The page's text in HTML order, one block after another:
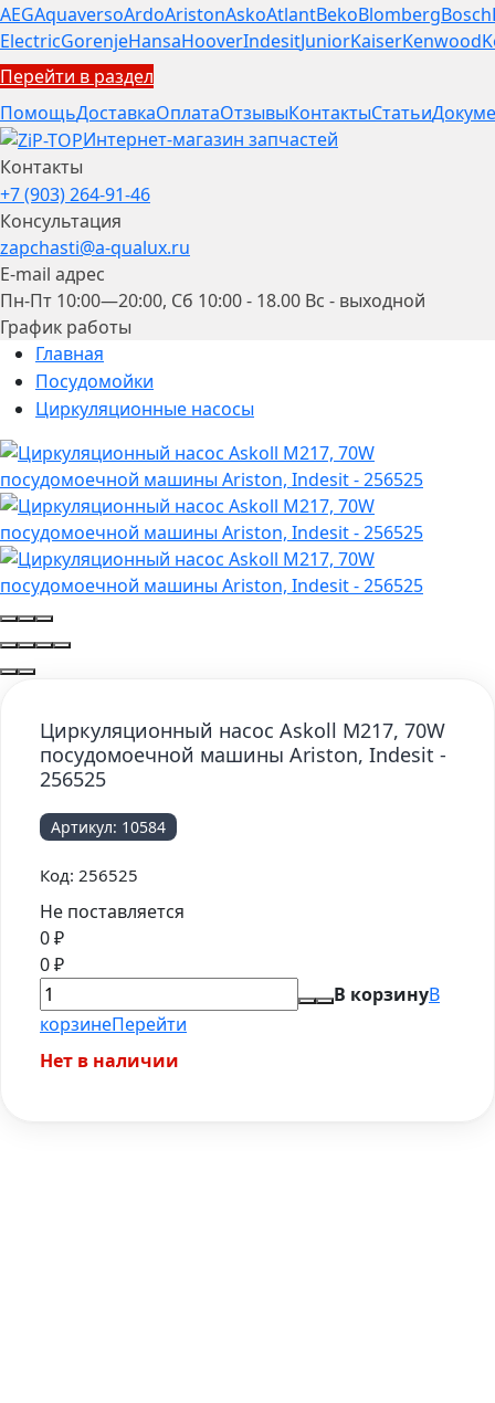
AEGAquaversoArdoAristonAskoAtlantBekoBlombergBosch
ElectricGorenjeHansaHooverIndesitJuniorKaiserKenwood
Перейти в раздел
ПомощьДоставкаОплатаОтзывыКонтактыСтатьи
Интернет-магазин запчастей
Контакты
+7 (903) 264-91-46
Консультация
zapchasti@a-qualux.ru
E-mail адрес
Пн-Пт 10:00—20:00, Сб 10:00 - 18.00 Вс - выходной
График работы
Главная
Посудомойки
Циркуляционные насосы
Циркуляционный насос Askoll M217, 70W
посудомоечной машины Ariston, Indesit -
256525
Артикул: 10584
Код: 256525
Не поставляется
0₽
0₽
В корзинуВ
корзинеПерейти
Нет в наличии